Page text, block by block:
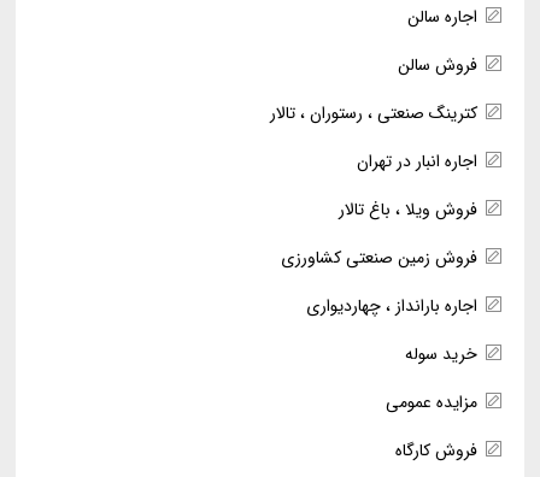
اجاره سالن
فروش سالن
کترینگ صنعتی ، رستوران ، تالار
اجاره انبار در تهران
فروش ویلا ، باغ تالار
فروش زمین صنعتی کشاورزی
اجاره بارانداز ، چهاردیواری
خرید سوله
مزایده عمومی
فروش کارگاه